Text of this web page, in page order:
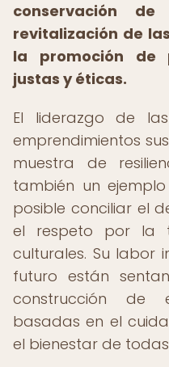
conservación
revitalización de
la promoción de
justas y éticas.
El liderazgo de
emprendimientos
muestra de
también un
posible conciliar el
el respeto por la
culturales. Su labor
futuro están
construcción de
basadas en el
el bienestar de